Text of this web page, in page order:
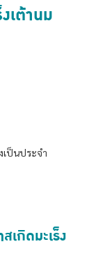
เต้านม
เป็นประจำ
เกิดมะเร็ง